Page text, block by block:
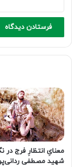
معنایِ انتظارِ فرج در
شهید مصطفی